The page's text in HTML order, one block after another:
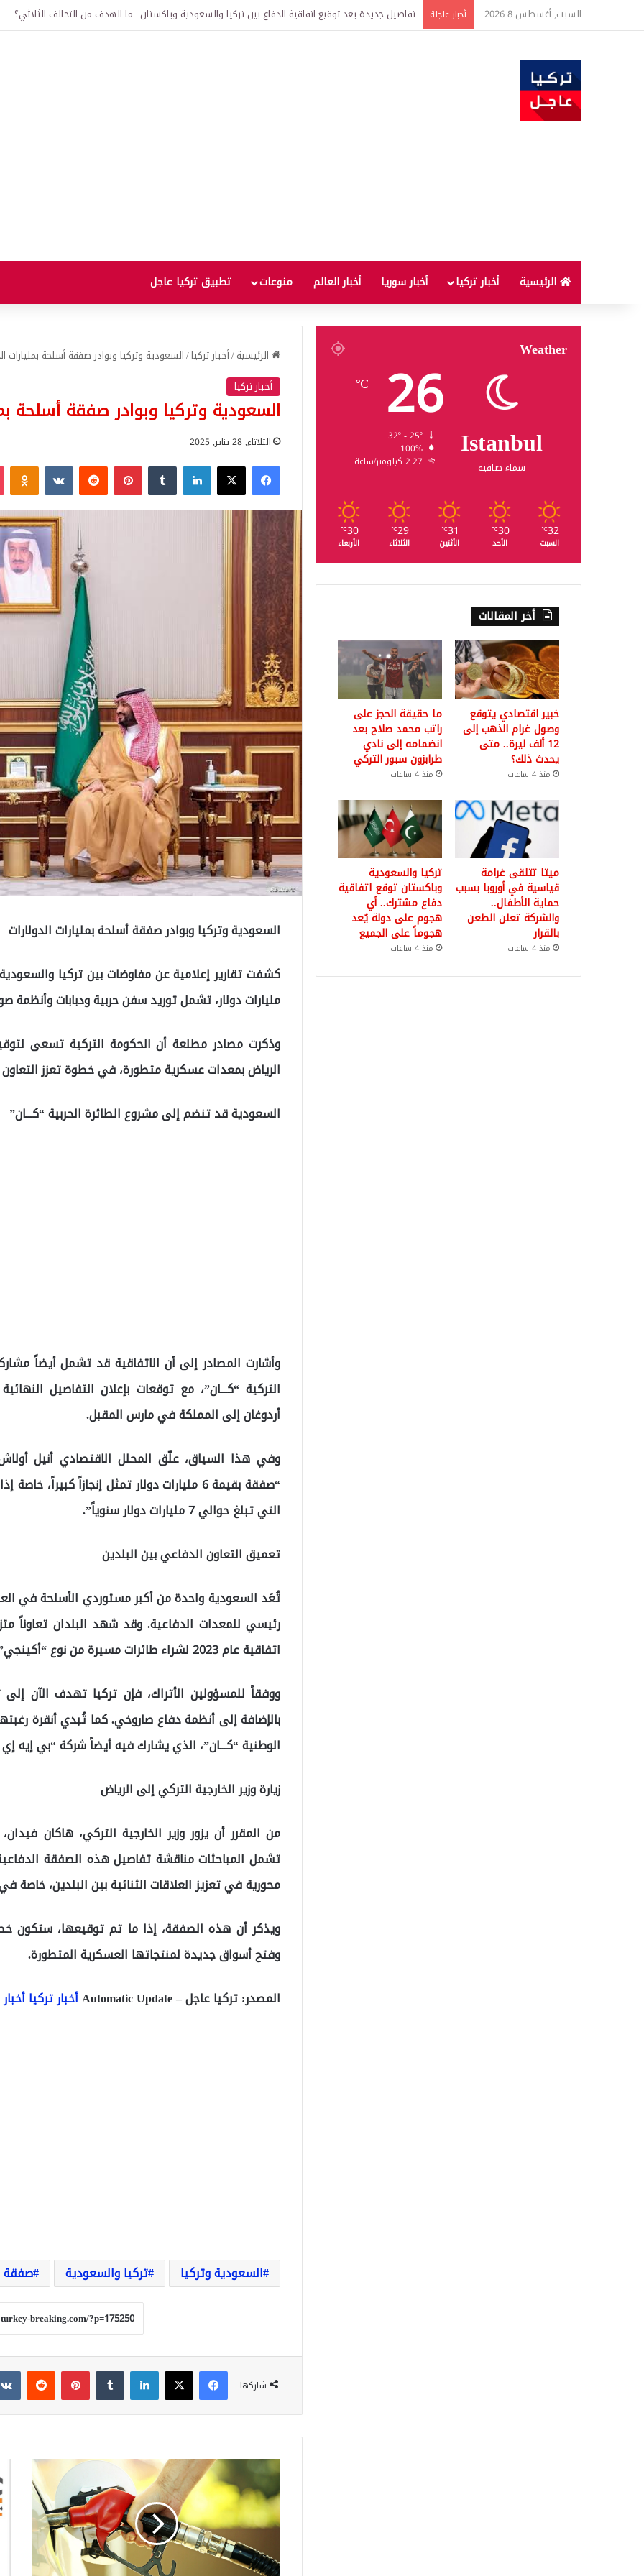
السبت, أغسطس 8 2026 أخبار عاجلة خبير اقتصادي يتوقع وصول غرام الذهب إلى 12 ألف ليرة.. متى يحدث ذلك؟
الرئيسية أخبار تركيا أخبار سوريا أخبار العالم منوعات تطبيق تركيا عاجل
الرئيسية/أخبار تركيا/السعودية وتركيا وبوادر صفقة أسلحة بمليارات
أخبار تركيا
السعودية وتركيا وبوادر صفقة أسلحة
الثلاثاء, 28 يناير, 2025
فيسبوك‫X لينكدإن بينتيريست
السعودية وتركيا وبوادر صفقة أسلحة بمليارات الدولارات
مليارات دولار، تشمل توريد سفن حربية ودبابات وأنظمة
وذكرت مصادر مطلعة أن الحكومة التركية تسعى
الرياض بمعدات عسكرية متطورة، في خطوة تعزز التعاون
السعودية قد تنضم إلى مشروع الطائرة الحربية “كـــان”
وأشارت المصادر إلى أن الاتفاقية قد تشمل أيضاً
التركية “كـــان”، مع توقعات بإعلان التفاصيل
أردوغان إلى المملكة في مارس المقبل.
وفي هذا السياق، علّق المحلل الاقتصادي أنيل
“صفقة بقيمة 6 مليارات دولار تمثل إنجازاً
التي تبلغ حوالي 7 مليارات دولار سنوياً”.
تعميق التعاون الدفاعي بين البلدين
تُعَد السعودية واحدة من أكبر مستوردي الأسلحة في
رئيسي للمعدات الدفاعية. وقد شهد البلدان تعاوناً
اتفاقية عام 2023 لشراء طائرات مسيرة من نوع “أكينجي” من شركة “بايكار” التركية.
ووفقاً للمسؤولين الأتراك، فإن تركيا تهدف الآن إلى
بالإضافة إلى أنظمة دفاع صاروخي. كما تُبدي أنقرة
الوطنية “كـــان”، الذي يشارك فيه أيضاً شركة “بي إيه
زيارة وزير الخارجية التركي إلى الرياض
من المقرر أن يزور وزير الخارجية التركي، هاكان
تشمل المباحثات مناقشة تفاصيل هذه الصفقة
محورية في تعزيز العلاقات الثنائية بين البلدين، خاصة
ويذكر أن هذه الصفقة، إذا ما تم توقيعها، ستكون
وفتح أسواق جديدة لمنتجاتها العسكرية المتطورة.
المصدر: تركيا عاجل – Automatic Update
أخبار تركيا
السعودية وتركيا تركيا والسعودية صفقة
شاركها
فيسبوك‫X لينكدإن بينتيريست
طريقة
مبتكرة
لتقليل
استهلاك
الوقود
النصف:
نصائح
Weather
Istanbul
سماء صافية
26
℃
100%
2.27 كيلومتر/ساعة
32
℃
السبت
30
℃
الأحد
31
℃
الأثنين
29
℃
الثلاثاء
30
℃
الأربعاء
أخر المقالات
خبير اقتصادي يتوقع
وصول غرام الذهب إلى
12 ألف ليرة.. متى
يحدث ذلك؟
منذ 4 ساعات
ما حقيقة الحجز على
راتب محمد صلاح بعد
انضمامه إلى نادي
طرابزون سبور التركي
منذ 4 ساعات
ميتا تتلقى غرامة
قياسية في أوروبا بسبب
حماية الأطفال..
والشركة تعلن الطعن
بالقرار
منذ 4 ساعات
تركيا والسعودية
وباكستان توقع اتفاقية
دفاع مشترك.. أي
هجوم على دولة يُعد
هجوماً على الجميع
منذ 4 ساعات